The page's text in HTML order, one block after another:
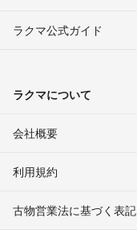
ラクマ公式ガイド
ラクマについて
会社概要
利用規約
古物営業法に基づく表記